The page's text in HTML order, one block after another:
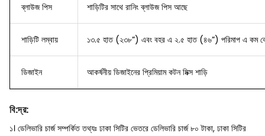
ব্লাউজ পিস শাড়িটির সাথে রানিং ব্লাউজ পিস আছে
শাড়িটি লম্বায় ১৩.৫ হাত (২৩৮”) এবং বহর এ ২.৫ হাত (৪৬”) পরিমাপ এ কম
ডিজাইন আকর্ষনীয় ডিজাইনের প্রিমিয়াম কটন মিক্স শাড়ি
বি:দ্র:
১। ডেলিভারি চার্জ সম্পর্কিত তথ্যঃ ঢাকা সিটির ভেতরে ডেলিভারি চার্জ ৮০ টাকা, ঢাকা সিটির